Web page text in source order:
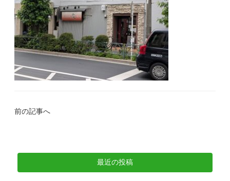
前の記事へ
最近の投稿